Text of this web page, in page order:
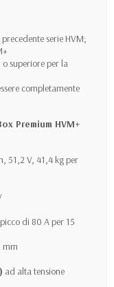
serie HVM;
o superiore per la
completamente
Premium HVM+
51,2 V, 41,4 kg per
di 80 A per 15
mm
ad alta tensione